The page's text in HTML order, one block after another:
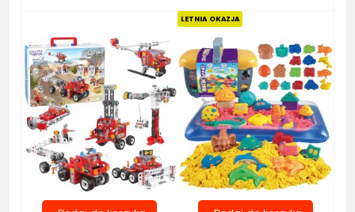
LETNIA OKAZJA